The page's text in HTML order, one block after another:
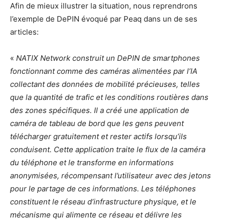
Afin de mieux illustrer la situation, nous reprendrons
l’exemple de DePIN évoqué par Peaq dans un de ses
articles:
« NATIX Network construit un DePIN de smartphones
fonctionnant comme des caméras alimentées par l’IA
collectant des données de mobilité précieuses, telles
que la quantité de trafic et les conditions routières dans
des zones spécifiques. Il a créé une application de
caméra de tableau de bord que les gens peuvent
télécharger gratuitement et rester actifs lorsqu’ils
conduisent. Cette application traite le flux de la caméra
du téléphone et le transforme en informations
anonymisées, récompensant l’utilisateur avec des jetons
pour le partage de ces informations. Les téléphones
constituent le réseau d’infrastructure physique, et le
mécanisme qui alimente ce réseau et délivre les